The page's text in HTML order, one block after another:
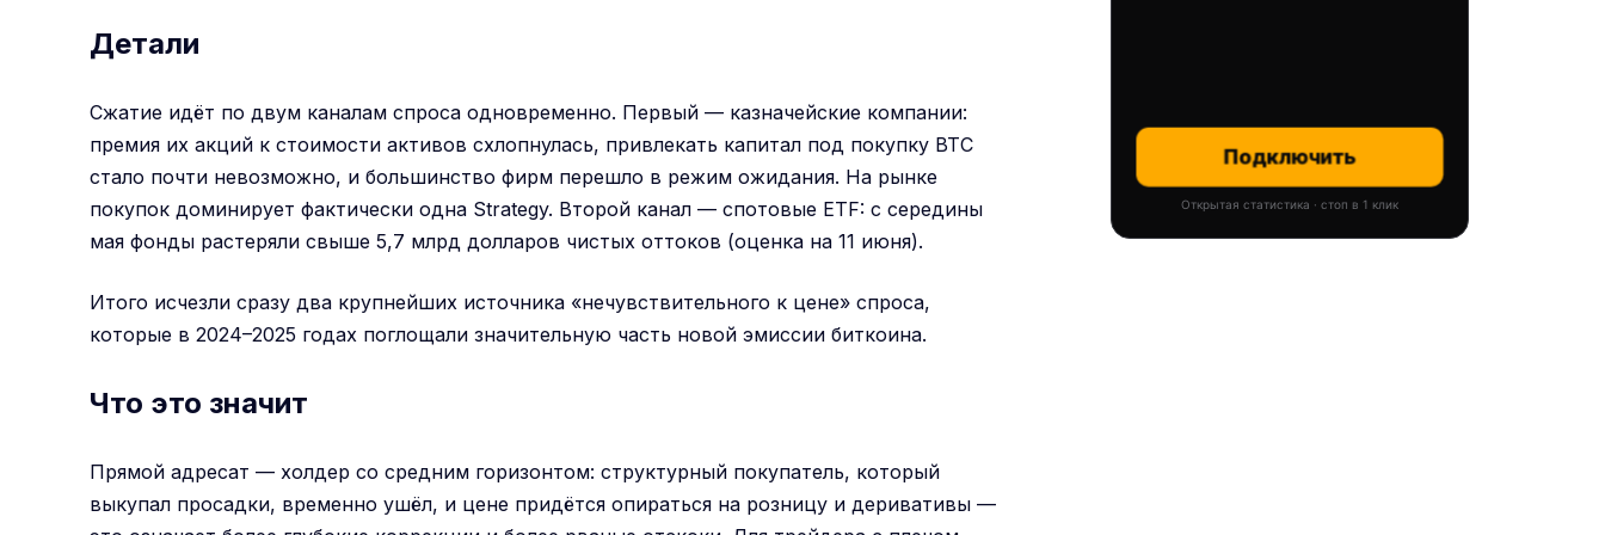
Детали
Сжатие идёт по двум каналам спроса одновременно. Первый — казначейские компании:
премия их акций к стоимости активов схлопнулась, привлекать капитал под покупку BTC
стало почти невозможно, и большинство фирм перешло в режим ожидания. На рынке
покупок доминирует фактически одна Strategy. Второй канал — спотовые ETF: с середины
мая фонды растеряли свыше 5,7 млрд долларов чистых оттоков (оценка на 11 июня).
Итого исчезли сразу два крупнейших источника «нечувствительного к цене» спроса,
которые в 2024–2025 годах поглощали значительную часть новой эмиссии биткоина.
Что это значит
Прямой адресат — холдер со средним горизонтом: структурный покупатель, который
выкупал просадки, временно ушёл, и цене придётся опираться на розницу и деривативы —
Подключить
Открытая статистика · стоп в 1 клик